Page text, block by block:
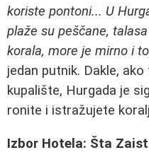
koriste pontoni... U
plaže su peščane,
korala, more je mirno i
jedan putnik. Dakle,
kupalište, Hurgada je
ronite i istražujete
Izbor Hotela: Šta